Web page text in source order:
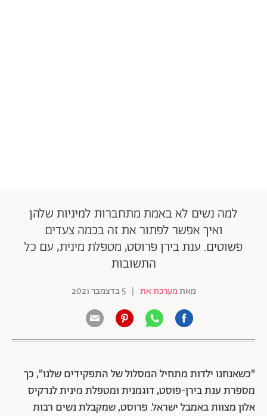
למה נשים לא באמת מתחברות למיניות שלהן
ואיך אפשר לפתור את זה בכמה צעדים
פשוטים. ענת בירן פרוסט, מטפלת מינית, עם כל
התשובות
מאתמערכת את | 5 בדצמבר 2021
"כשאנחנו ילדות מתחיל המסלול של התפקידים שלנו", כך
מספרת ענת בירן-פוסט, דוגמנית ומטפלת מינית לנרקיס
אלון מצוות באמבל ישראל. פרוסט, שמקבלת נשים רבות